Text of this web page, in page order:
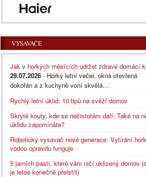
VYSAVAČE
Jak v horkých měsících udržet zdravé domácí
29.07.2026 - Horký letní večer, okna otevřená
dokořán a z kuchyně voní skvělá...
Rychlý letní úklid: 10 tipů na svěží domov
Skryté kouty, kde se nečistotám daří: Také na
úklidu zapomínáte?
Robotický vysavač nové generace: Vytírání
vodou opravdu funguje
5 jarních pastí, které vám ničí uklizený domov
je letos konečně přelstít)